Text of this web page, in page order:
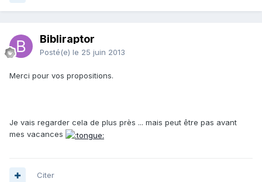
Bibliraptor
Posté(e) le 25 juin 2013
Merci pour vos propositions.
Je vais regarder cela de plus près ... mais peut être pas avant
mes vacances
Citer